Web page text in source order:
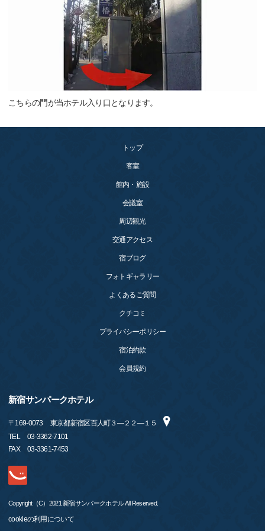
こちらの門が当ホテル入り口となります。
トップ
客室
館内・施設
会議室
周辺観光
交通アクセス
宿ブログ
フォトギャラリー
よくあるご質問
クチコミ
プライバシーポリシー
宿泊約款
会員規約
新宿サンパークホテル
〒 169-0073
東京都新宿区百人町３―２２―１５
TEL
03-3362-7101
FAX
03-3361-7453
Copyright（C）2021 新宿サンパークホテル All Reserved.
cookieの利用について